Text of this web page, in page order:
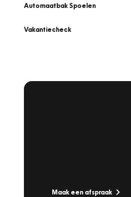
Automaatbak Spoelen
Vakantiecheck
Maak een afspraak